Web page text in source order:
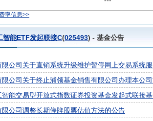
率信息>>
智能ETF发起联接C(025493) - 基金公告
限公司关于直销系统升级维护暂停网上交易系统
限公司关于终止浦领基金销售有限公司办理本公
智能交易型开放式指数证券投资基金发起式联接
限公司调整长期停牌股票估值方法的公告